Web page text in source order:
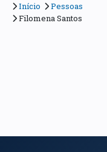
Início
Pessoas
Filomena Santos